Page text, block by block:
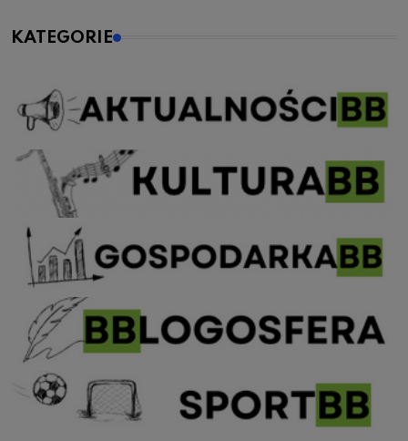
KATEGORIE